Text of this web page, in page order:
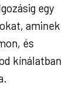
egy
aminek
és
kínálatban